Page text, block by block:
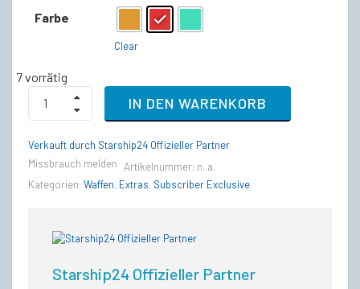
Farbe
Clear
7 vorrätig
Sawtooth
Combat
Knife
Varianten)
quantity
IN DEN WARENKORB
Verkauft durch Starship24 Offizieller Partner
Missbrauch melden
Artikelnummer: n. a.
Kategorien: Waffen, Extras, Subscriber Exclusive
Starship24 Offizieller Partner